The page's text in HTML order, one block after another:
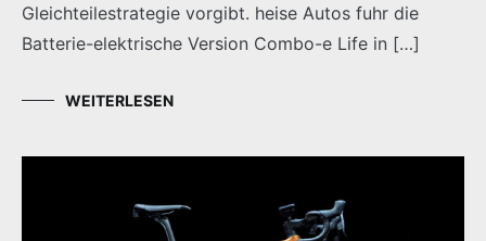
Gleichteilestrategie vorgibt. heise Autos fuhr die
Batterie-elektrische Version Combo-e Life in […]
WEITERLESEN